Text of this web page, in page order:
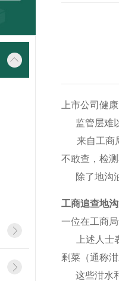
上市公司健
监管层难以
来自工商
不敢查，检
除了地沟
工商追查地
一位在工商
上述人
剩菜（通称
这些泔水